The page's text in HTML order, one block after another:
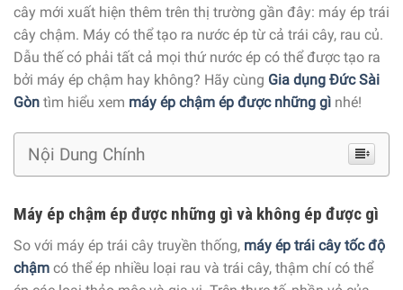
cây mới xuất hiện thêm trên thị trường gần đây: máy ép trái
cây chậm. Máy có thể tạo ra nước ép từ cả trái cây, rau củ.
Dẫu thế có phải tất cả mọi thứ nước ép có thể được tạo ra
bởi máy ép chậm hay không? Hãy cùng Gia dụng Đức Sài
Gòn tìm hiểu xem máy ép chậm ép được những gì nhé!
Nội Dung Chính
Máy ép chậm ép được những gì và không ép được gì
So với máy ép trái cây truyền thống, máy ép trái cây tốc độ
chậm có thể ép nhiều loại rau và trái cây, thậm chí có thể